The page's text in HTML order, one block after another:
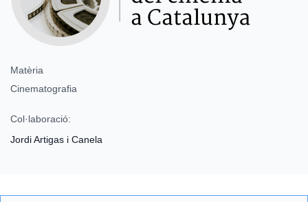
Matèria
Cinematografia
Col·laboració:
Jordi Artigas i Canela